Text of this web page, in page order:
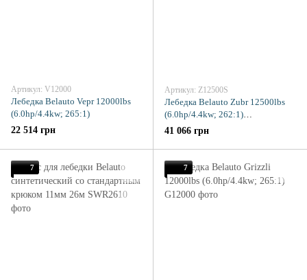
Артикул: V12000
Лебедка Belauto Vepr 12000lbs
(6.0hp/4.4kw; 265:1)
22 514 грн
Артикул: Z12500S
Лебедка Belauto Zubr 12500lbs
(6.0hp/4.4kw; 262:1)
синтетический трос
41 066 грн
7 7